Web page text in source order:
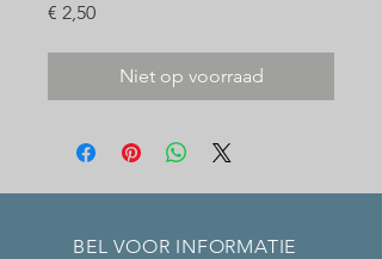
€ 2,50Prijs
Niet op voorraad
BEL VOOR INFORMATIE